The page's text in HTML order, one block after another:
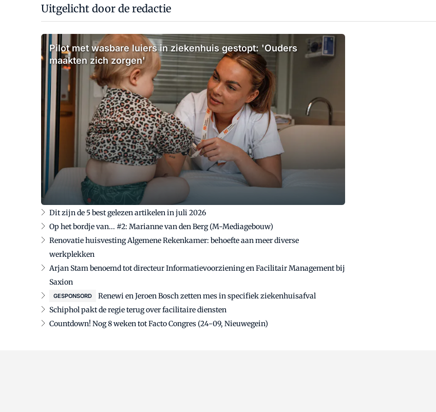
Uitgelicht door de redactie
Pilot met wasbare luiers in ziekenhuis gestopt: 'Ouders
maakten zich zorgen'
Dit zijn de 5 best gelezen artikelen in juli 2026
Op het bordje van... #2: Marianne van den Berg (M-Mediagebouw)
Renovatie huisvesting Algemene Rekenkamer: behoefte aan meer diverse
werkplekken
Arjan Stam benoemd tot directeur Informatievoorziening en Facilitair Management bij
Saxion
GESPONSORD
Renewi en Jeroen Bosch zetten mes in specifiek ziekenhuisafval
Schiphol pakt de regie terug over facilitaire diensten
Countdown! Nog 8 weken tot Facto Congres (24-09, Nieuwegein)